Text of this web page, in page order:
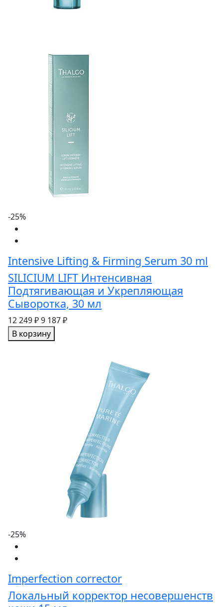
-25%
Intensive Lifting & Firming Serum 30 ml
SILICIUM LIFT Интенсивная
Подтягивающая и Укрепляющая
Сыворотка, 30 мл
12 249 ₽9 187 ₽
В корзину
-25%
Imperfection corrector
Локальный корректор несовершенств